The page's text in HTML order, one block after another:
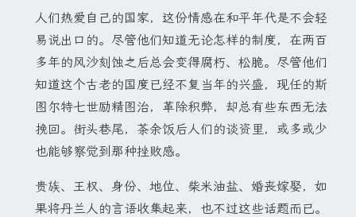
人们热爱自己的国家，这份情感在和平年代是不会轻
易说出口的。尽管他们知道无论怎样的制度，在两百
多年的风沙刻蚀之后总会变得腐朽、松脆。尽管他们
知道这个古老的国度已经不复当年的兴盛，现任的斯
图尔特七世励精图治，革除积弊，却总有些东西无法
挽回。街头巷尾，茶余饭后人们的谈资里，或多或少
也能够察觉到那种挫败感。
贵族、王权、身份、地位、柴米油盐、婚丧嫁娶，如
果将丹兰人的言语收集起来，也不过这些话题而已。